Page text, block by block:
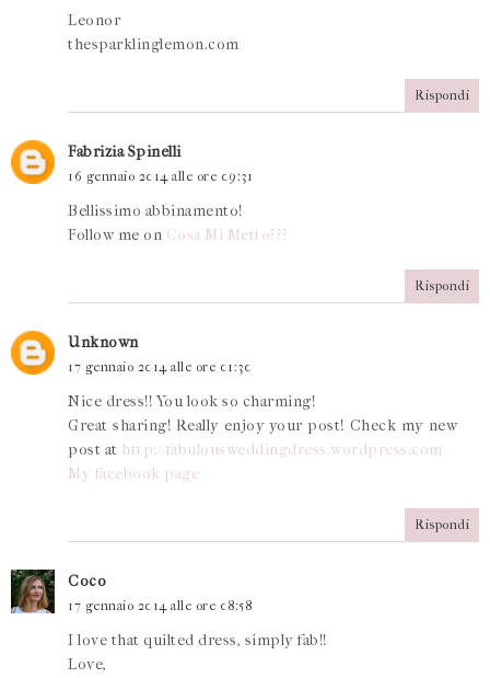
Leonor
thesparklinglemon.com
Rispondi
Fabrizia Spinelli
16 gennaio 2014 alle ore 09:31
Bellissimo abbinamento!
Follow me on Cosa Mi Metto???
Rispondi
Unknown
17 gennaio 2014 alle ore 01:30
Nice dress!! You look so charming!
Great sharing! Really enjoy your post! Check my new
post at http://fabulousweddingdress.wordpress.com
My facebook page
Rispondi
Coco
17 gennaio 2014 alle ore 08:58
I love that quilted dress, simply fab!!
Love,